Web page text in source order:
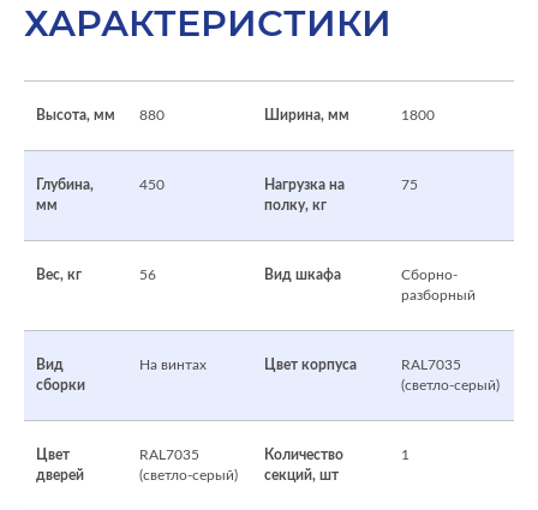
ХАРАКТЕРИСТИКИ
Высота, мм 880 Ширина, мм 1800
Глубина,
мм
450
Нагрузка на
полку, кг
75
Вес, кг 56 Вид шкафа
Сборно-
разборный
Вид
сборки
На винтах Цвет корпуса
RAL7035
(светло-серый)
Цвет
дверей
RAL7035
(светло-серый)
Количество
секций, шт
1